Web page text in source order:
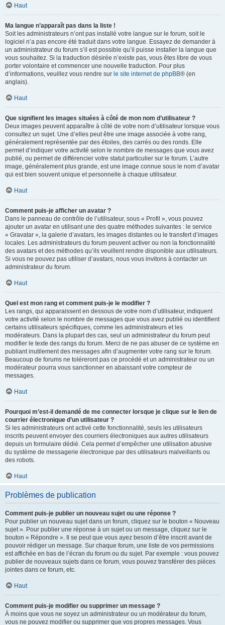
Haut
Ma langue n’apparaît pas dans la liste !
Soit les administrateurs n’ont pas installé votre langue sur le forum, soit le
logiciel n’a pas encore été traduit dans votre langue. Essayez de demander à
un administrateur du forum s’il est possible qu’il puisse installer la langue que
vous souhaitez. Si la traduction désirée n’existe pas, vous êtes libre de vous
porter volontaire et commencer une nouvelle traduction. Pour plus
d’informations, veuillez vous rendre sur le site internet de phpBB® (en
anglais).
Haut
Que signifient les images situées à côté de mon nom d’utilisateur ?
Deux images peuvent apparaître à côté de votre nom d’utilisateur lorsque vous
consultez un sujet. Une d’elles peut être une image associée à votre rang,
généralement représentée par des étoiles, des carrés ou des ronds. Elle
permet d’indiquer votre activité selon le nombre de messages que vous avez
publié, ou permet de différencier votre statut particulier sur le forum. L’autre
image, généralement plus grande, est une image connue sous le nom d’avatar
qui est bien souvent unique et personnelle à chaque utilisateur.
Haut
Comment puis-je afficher un avatar ?
Dans le panneau de contrôle de l’utilisateur, sous « Profil », vous pouvez
ajouter un avatar en utilisant une des quatre méthodes suivantes : le service
« Gravatar », la galerie d’avatars, les images distantes ou le transfert d’images
locales. Les administrateurs du forum peuvent activer ou non la fonctionnalité
des avatars et des méthodes qu’ils veuillent rendre disponible aux utilisateurs.
Si vous ne pouvez pas utiliser d’avatars, nous vous invitons à contacter un
administrateur du forum.
Haut
Quel est mon rang et comment puis-je le modifier ?
Les rangs, qui apparaissent en dessous de votre nom d’utilisateur, indiquent
votre activité selon le nombre de messages que vous avez publié ou identifient
certains utilisateurs spécifiques, comme les administrateurs et les
modérateurs. Dans la plupart des cas, seul un administrateur du forum peut
modifier le texte des rangs du forum. Merci de ne pas abuser de ce système en
publiant inutilement des messages afin d’augmenter votre rang sur le forum.
Beaucoup de forums ne toléreront pas ce procédé et un administrateur ou un
modérateur pourra vous sanctionner en abaissant votre compteur de
messages.
Haut
Pourquoi m’est-il demandé de me connecter lorsque je clique sur le lien de
courrier électronique d’un utilisateur ?
Si les administrateurs ont activé cette fonctionnalité, seuls les utilisateurs
inscrits peuvent envoyer des courriers électroniques aux autres utilisateurs
depuis un formulaire dédié. Cela permet d’empêcher une utilisation abusive
du système de messagerie électronique par des utilisateurs malveillants ou
des robots.
Haut
Problèmes de publication
Comment puis-je publier un nouveau sujet ou une réponse ?
Pour publier un nouveau sujet dans un forum, cliquez sur le bouton « Nouveau
sujet ». Pour publier une réponse à un sujet ou un message, cliquez sur le
bouton « Répondre ». Il se peut que vous ayez besoin d’être inscrit avant de
pouvoir rédiger un message. Sur chaque forum, une liste de vos permissions
est affichée en bas de l’écran du forum ou du sujet. Par exemple : vous pouvez
publier de nouveaux sujets dans ce forum, vous pouvez transférer des pièces
jointes dans ce forum, etc.
Haut
Comment puis-je modifier ou supprimer un message ?
À moins que vous ne soyez un administrateur ou un modérateur du forum,
vous ne pouvez modifier ou supprimer que vos propres messages. Vous